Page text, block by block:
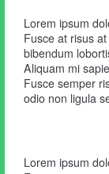
Lorem ipsum
Fusce at risus
bibendum
Aliquam mi
Fusce semper
odio non ligula
Lorem ipsum